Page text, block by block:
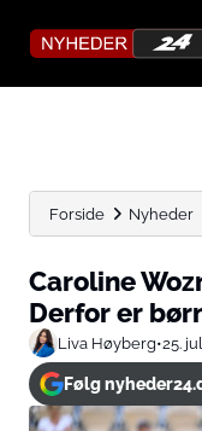
Forside Nyheder
Caroline
Derfor er
Liva Høyberg•25.
Følg